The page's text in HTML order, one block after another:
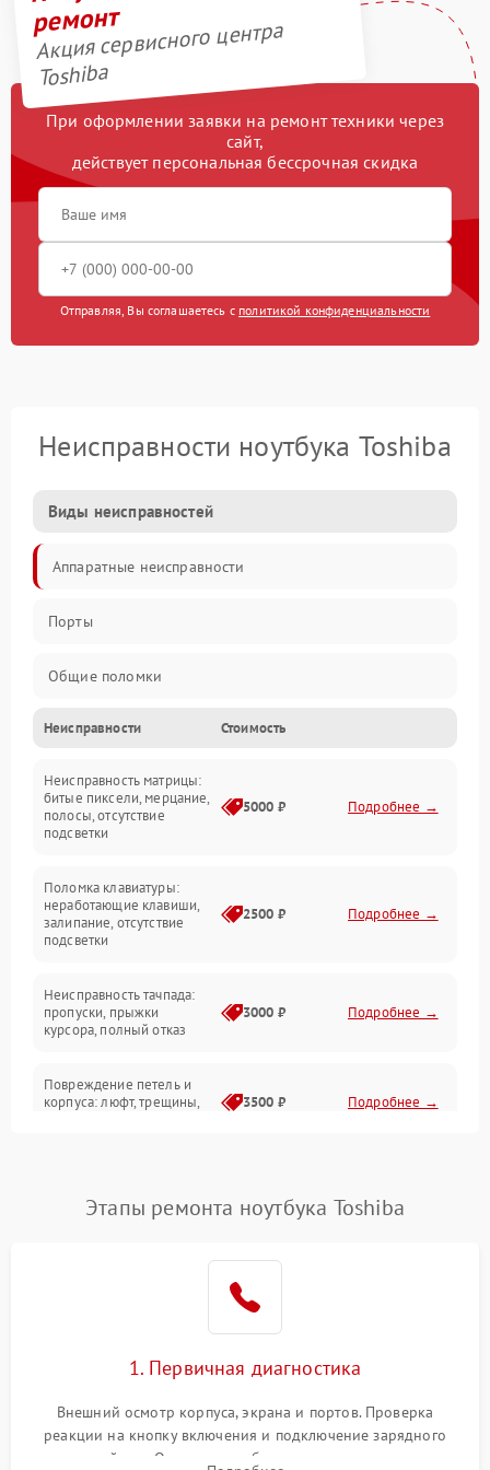
ремонт
Акция сервисного центра
Toshiba
При оформлении заявки на ремонт техники через
сайт,
действует персональная бессрочная скидка
Отправляя, Вы соглашаетесь с политикой конфиденциальности
Неисправности ноутбука Toshiba
Виды неисправностей
Аппаратные неисправности
Порты
Общие поломки
Устройства
Программные ошибки
Электрические и системные сбои
Интерфейсные проблемы
Батарея
Сеть и интернет
Неисправности Стоимость
Неисправность матрицы:
битые пиксели, мерцание,
полосы, отсутствие
подсветки
5000 ₽ Подробнее →
Поломка клавиатуры:
неработающие клавиши,
залипание, отсутствие
подсветки
2500 ₽ Подробнее →
Неисправность тачпада:
пропуски, прыжки
курсора, полный отказ
3000 ₽ Подробнее →
Повреждение петель и
корпуса: люфт, трещины,
3500 ₽ Подробнее →
невозможность зарядки,
2500 ₽ Подробнее →
2000 ₽
Перегрев из‑за пыли,
неисправности кулера
Выход из строя SSD или
Этапы ремонта ноутбука Toshiba
1. Первичная диагностика
Внешний осмотр корпуса, экрана и портов. Проверка
реакции на кнопку включения и подключение зарядного
устройства. Оценка потребления тока с помощью